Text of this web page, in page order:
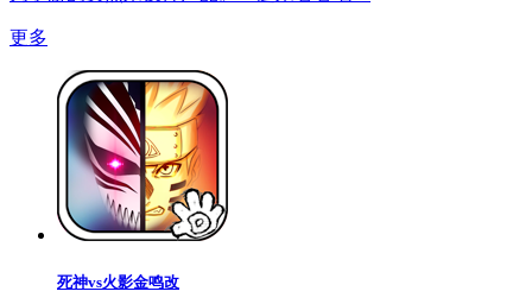
更多
死神vs火影金鸣改